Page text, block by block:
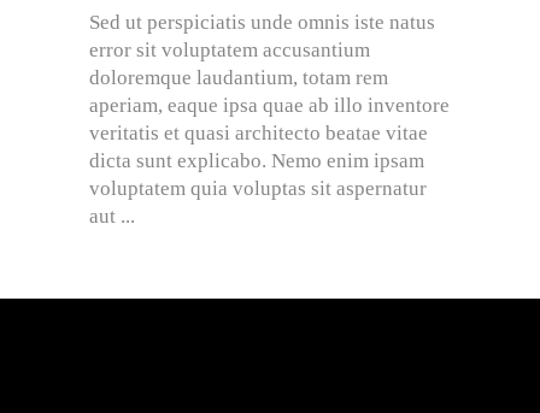
Sed ut perspiciatis unde omnis iste natus
error sit voluptatem accusantium
doloremque laudantium, totam rem
aperiam, eaque ipsa quae ab illo inventore
veritatis et quasi architecto beatae vitae
dicta sunt explicabo. Nemo enim ipsam
voluptatem quia voluptas sit aspernatur
aut